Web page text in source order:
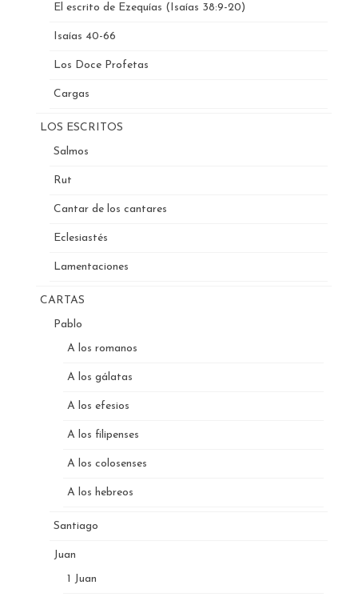
El escrito de Ezequías (Isaías 38:9-20)
Isaías 40-66
Los Doce Profetas
Cargas
LOS ESCRITOS
Salmos
Rut
Cantar de los cantares
Eclesiastés
Lamentaciones
CARTAS
Pablo
A los romanos
A los gálatas
A los efesios
A los filipenses
A los colosenses
A los hebreos
Santiago
Juan
1 Juan